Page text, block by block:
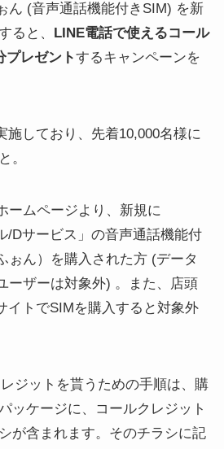
ん (音声通話機能付きSIM) を新
ると、
LINE電話で使えるコール
プレゼントするキャンペーンを
施しており、先着10,000名様に
。
ームページより、新規に
/Dサービス」の音声通話機能付
ぉん）を購入された方 (データ
ーザーは対象外) 。また、店頭
イトでSIMを購入すると対象外
ジットを貰うための手順は、購
ッケージに、コールクレジット
が含まれます。そのチラシに記